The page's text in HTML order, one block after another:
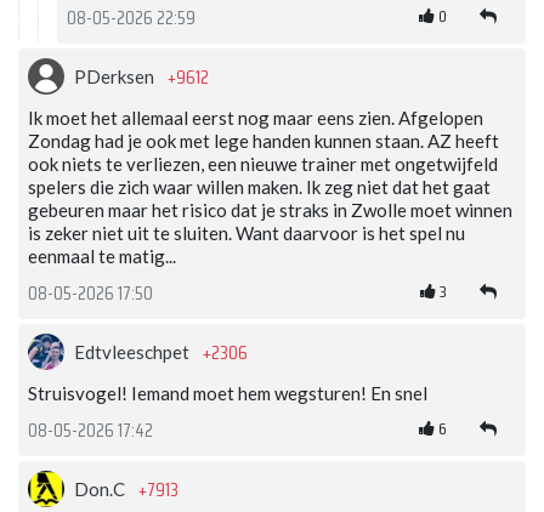
08-05-2026 22:59 0
PDerksen +9612
Ik moet het allemaal eerst nog maar eens zien. Afgelopen
Zondag had je ook met lege handen kunnen staan. AZ heeft
ook niets te verliezen, een nieuwe trainer met ongetwijfeld
spelers die zich waar willen maken. Ik zeg niet dat het gaat
gebeuren maar het risico dat je straks in Zwolle moet winnen
is zeker niet uit te sluiten. Want daarvoor is het spel nu
eenmaal te matig...
08-05-2026 17:50 3
Edtvleeschpet +2306
Struisvogel! Iemand moet hem wegsturen! En snel
08-05-2026 17:42 6
Don.C +7913